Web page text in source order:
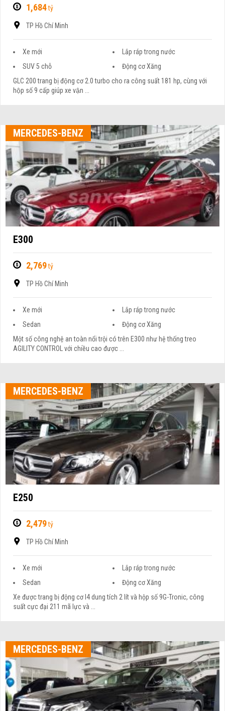
1,684tỷ
TP Hồ Chí Minh
Xe mới
Lắp ráp trong nước
SUV 5 chỗ
Động cơ Xăng
GLC 200 trang bị động cơ 2.0 turbo cho ra công suất 181 hp, cùng với
hộp số 9 cấp giúp xe vận ...
MERCEDES-BENZ
E300
2,769tỷ
TP Hồ Chí Minh
Xe mới
Lắp ráp trong nước
Sedan
Động cơ Xăng
Một số công nghệ an toàn nổi trội có trên E300 như hệ thống treo
AGILITY CONTROL với chiều cao được ...
MERCEDES-BENZ
E250
2,479tỷ
TP Hồ Chí Minh
Xe mới
Lắp ráp trong nước
Sedan
Động cơ Xăng
Xe được trang bị động cơ I4 dung tích 2 lít và hộp số 9G-Tronic, công
suất cực đại 211 mã lực và ...
MERCEDES-BENZ